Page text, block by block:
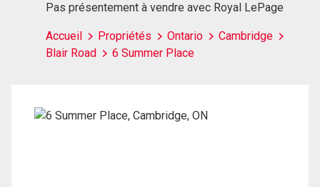
Pas présentement à vendre avec Royal LePage
Accueil Propriétés Ontario
Cambridge
Blair Road
6 Summer Place